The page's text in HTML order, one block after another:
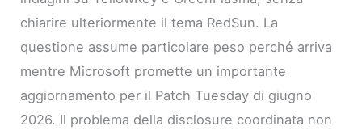
chiarire ulteriormente il tema RedSun. La
questione assume particolare peso perché arriva
mentre Microsoft promette un importante
aggiornamento per il Patch Tuesday di giugno
2026. Il problema della disclosure coordinata non